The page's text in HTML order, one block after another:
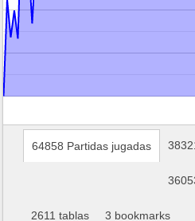
64858 Partidas jugadas
2611 tablas 3 bookmarks